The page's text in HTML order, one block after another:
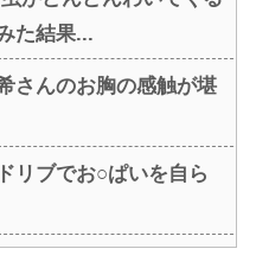
た結果...
さんのお胸の感触が堪
リブでお○ぱいを自ら